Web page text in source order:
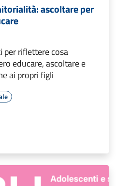
ascoltare per
riflettere cosa
educare, ascoltare e
ai propri figli